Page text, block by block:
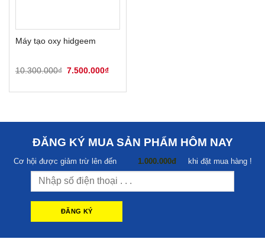
Máy tạo oxy hidgeem
10.300.000₫ Giá
10.300.000₫.
7.500.000₫Giá
là:
ĐĂNG KÝ MUA SẢN PHẨM HÔM NAY
Cơ hội được giảm trừ lên đến 1.000.000đ khi đặt mua hàng !